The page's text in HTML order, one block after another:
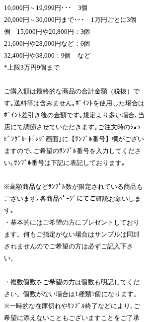
10,000円～19,999円･･･ 3個
20,000円～30,000円まで･･･ 1万円ごとに3個
例 15,000円や20,800円：3個
21,600円や28,000円など：6個
32,400円や38,000：9個 など
*上限3万円9個まで
ご購入額は最終的な商品の合計金額（税抜）で
す｡送料等は含みません｡ﾎﾟｲﾝﾄを使用した場合は
ﾎﾟｲﾝﾄ差引き後の金額です｡規定より多い場合､当
店にて調節させていただきます｡ご注文時のｼｮｯ
ﾋﾟﾝｸﾞｶｰﾄ｢ﾚｼﾞ画面｣に【ｻﾝﾌﾟﾙ番号】欄がござい
ますので､ご希望のｻﾝﾌﾟﾙ番号を入力してくださ
い｡ｻﾝﾌﾟﾙ番号は下記に表記しております｡
※高額商品などｻﾝﾌﾟﾙ数が限定されている商品も
ございます｡各商品ﾍﾟｰｼﾞにてご確認お願いしま
す｡
・基本的にはご希望の方にプレゼントしており
ます。何もご指定がない場合はサンプルは同封
されませんのでご希望の方は必ずご記入下さ
い。
・複数個数をご希望の方は個数も明記してくだ
さい。個数がない場合は1種類1個になります。
※一時的な在庫切れやｻﾝﾌﾟﾙ終了などにより､ご
希望に添えないこともございますことをご了承